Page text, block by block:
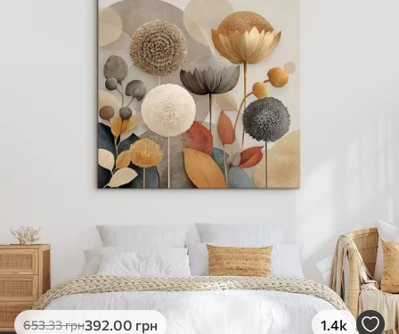
653.33грн392.00 грн 1.4k